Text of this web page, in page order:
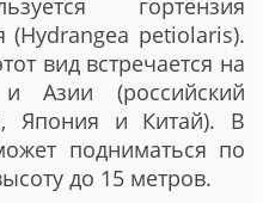
(Hydrangea petiolaris).
вид встречается на
Азии (российский
Япония и Китай). В
подниматься по
до 15 метров.